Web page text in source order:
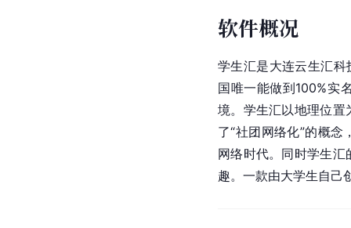
软件概况
学生汇是大连云生汇
国唯一能做到100%实
境。学生汇以地理位置
了“社团网络化”的概
网络时代。同时学生
趣。一款由大学生自己